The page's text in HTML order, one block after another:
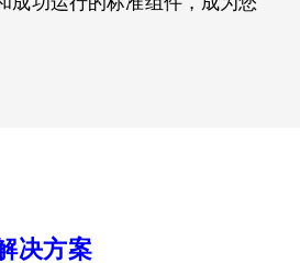
决方案